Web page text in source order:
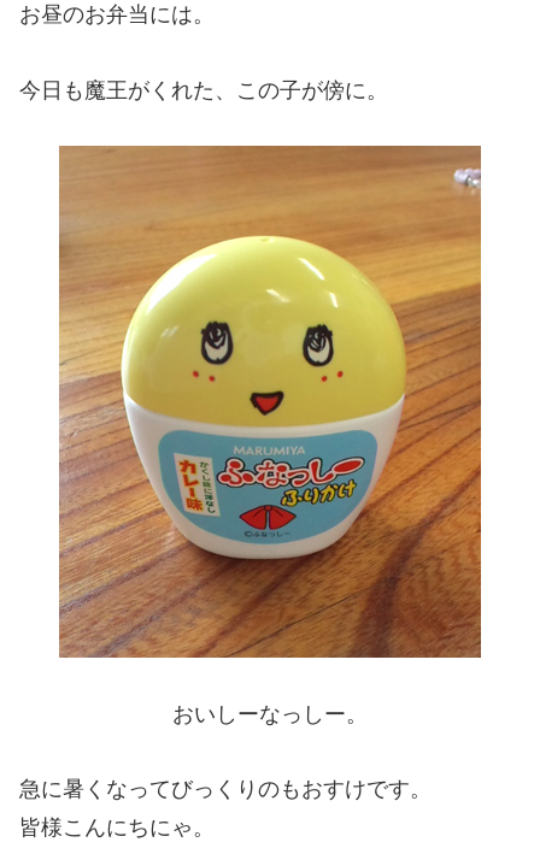
お昼のお弁当には。
今日も魔王がくれた、この子が傍に。
おいしーなっしー。
急に暑くなってびっくりのもおすけです。
皆様こんにちにゃ。